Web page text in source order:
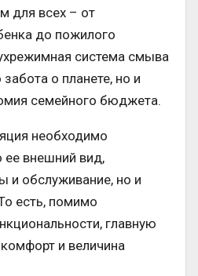
для всех – от
до пожилого
система смыва
о планете, но и
семейного бюджета.
необходимо
ее внешний вид,
и обслуживание, но и
есть, помимо
главную
и величина